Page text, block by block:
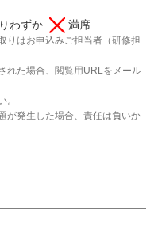
わずか 満席
りはお申込みご担当者（研修担
れた場合、閲覧用URLをメール
が発生した場合、責任は負いか